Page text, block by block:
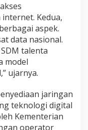
Kedua,
aspek.
data nasional.
talenta
model
ujarnya.
jaringan
teknologi digital
Kementerian
operator